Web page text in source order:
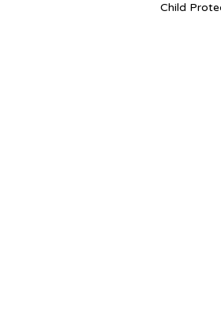
Child